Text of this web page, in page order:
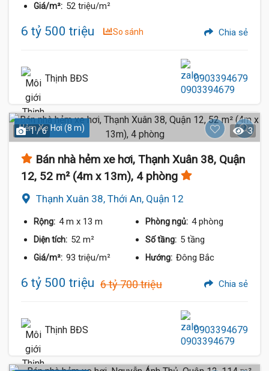
Giá/m²: 52 triệu/m²
6 tỷ 500 triệu So sánh Chia sẻ
Thịnh BĐS 0903394679
Hẻm Xe Hơi (8 m)
1 / 6 3
Bán nhà hẻm xe hơi, Thạnh Xuân 38, Quận
12, 52 m² (4m x 13m), 4 phòng
Thạnh Xuân 38, Thới An, Quận 12
Rộng: 4 m x 13 m Phòng ngủ: 4 phòng
Diện tích: 52 m² Số tầng: 5 tầng
Giá/m²: 93 triệu/m² Hướng: Đông Bắc
6 tỷ 500 triệu 6 tỷ 700 triệu Chia sẻ
Thịnh BĐS 0903394679